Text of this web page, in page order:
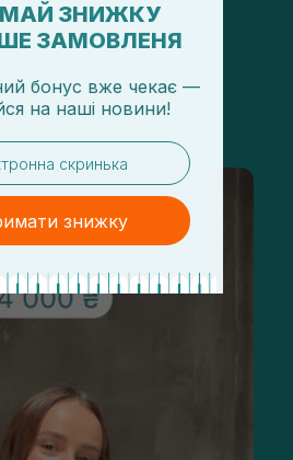
в Instagram
ЗНИЖКУ
ЗАМОВЛЕНЯ
бонус вже чекає —
на наші новини!
знижку